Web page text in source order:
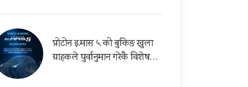
प्रोटोन इ.मास ५ को बुकिङ खुला
ग्राहकले पुर्वानुमान गरेकै विशेष…